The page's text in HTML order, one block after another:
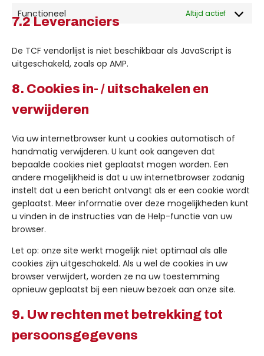
Functioneel Altijd actief
7.2 Leveranciers
De TCF vendorlijst is niet beschikbaar als JavaScript is
uitgeschakeld, zoals op AMP.
8. Cookies in- / uitschakelen en
verwijderen
Via uw internetbrowser kunt u cookies automatisch of
handmatig verwijderen. U kunt ook aangeven dat
bepaalde cookies niet geplaatst mogen worden. Een
andere mogelijkheid is dat u uw internetbrowser zodanig
instelt dat u een bericht ontvangt als er een cookie wordt
geplaatst. Meer informatie over deze mogelijkheden kunt
u vinden in de instructies van de Help-functie van uw
browser.
Let op: onze site werkt mogelijk niet optimaal als alle
cookies zijn uitgeschakeld. Als u wel de cookies in uw
browser verwijdert, worden ze na uw toestemming
opnieuw geplaatst bij een nieuw bezoek aan onze site.
9. Uw rechten met betrekking tot
persoonsgegevens